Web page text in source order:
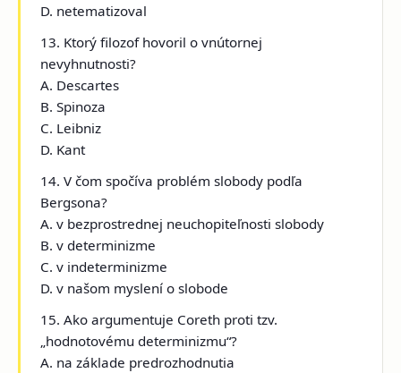
D. netematizoval
13. Ktorý filozof hovoril o vnútornej
nevyhnutnosti?
A. Descartes
B. Spinoza
C. Leibniz
D. Kant
14. V čom spočíva problém slobody podľa
Bergsona?
A. v bezprostrednej neuchopiteľnosti slobody
B. v determinizme
C. v indeterminizme
D. v našom myslení o slobode
15. Ako argumentuje Coreth proti tzv.
„hodnotovému determinizmu“?
A. na základe predrozhodnutia